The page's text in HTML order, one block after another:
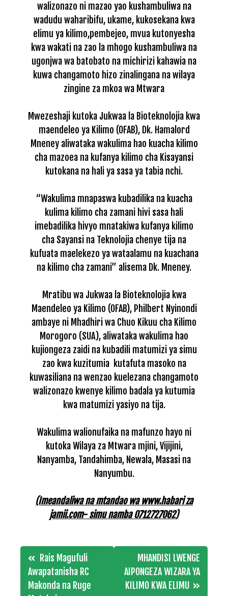
walizonazo ni mazao yao kushambuliwa na
wadudu waharibifu, ukame, kukosekana kwa
elimu ya kilimo,pembejeo, mvua kutonyesha
kwa wakati na zao la mhogo kushambuliwa na
ugonjwa wa batobato na michirizi kahawia na
kuwa changamoto hizo zinalingana na wilaya
zingine za mkoa wa Mtwara
Mwezeshaji kutoka Jukwaa la Bioteknolojia kwa
maendeleo ya Kilimo (OFAB), Dk. Hamalord
Mneney aliwataka wakulima hao kuacha kilimo
cha mazoea na kufanya kilimo cha Kisayansi
kutokana na hali ya sasa ya tabia nchi.
“Wakulima mnapaswa kubadilika na kuacha
kulima kilimo cha zamani hivi sasa hali
imebadilika hivyo mnatakiwa kufanya kilimo
cha Sayansi na Teknolojia chenye tija na
kufuata maelekezo ya wataalamu na kuachana
na kilimo cha zamani” alisema Dk. Mneney.
Mratibu wa Jukwaa la Bioteknolojia kwa
Maendeleo ya Kilimo (OFAB), Philbert Nyinondi
ambaye ni Mhadhiri wa Chuo Kikuu cha Kilimo
Morogoro (SUA), aliwataka wakulima hao
kujiongeza zaidi na kubadili matumizi ya simu
zao kwa kuzitumia kutafuta masoko na
kuwasiliana na wenzao kuelezana changamoto
walizonazo kwenye kilimo badala ya kutumia
kwa matumizi yasiyo na tija.
Wakulima walionufaika na mafunzo hayo ni
kutoka Wilaya za Mtwara mjini, Vijijini,
Nanyamba, Tandahimba, Newala, Masasi na
Nanyumbu.
(Imeandaliwa na mtandao wa www.habari za
jamii.com- simu namba 0712727062)
Post
navigation
Rais Magufuli
Awapatanisha RC
Makonda na Ruge
MHANDISI LWENGE
AIPONGEZA WIZARA YA
KILIMO KWA ELIMU